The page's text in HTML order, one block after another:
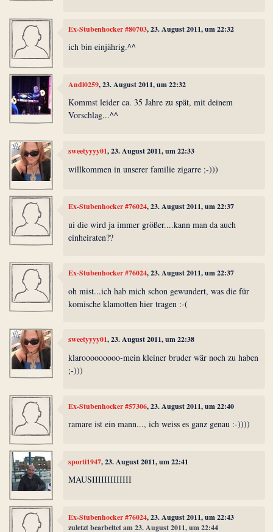
Ex-Stubenhocker #80703, 23. August 2011, um 22:32
ich bin einjährig.^^
Andi0259, 23. August 2011, um 22:32
Kommst leider ca. 35 Jahre zu spät, mit deinem
Vorschlag...^^
sweetyyyy01, 23. August 2011, um 22:33
willkommen in unserer familie zigarre ;-)))
Ex-Stubenhocker #76024, 23. August 2011, um 22:37
ui die wird ja immer größer....kann man da auch
einheiraten??
Ex-Stubenhocker #76024, 23. August 2011, um 22:37
oh mist...ich hab mich schon gewundert, was die für
komische klamotten hier tragen :-(
sweetyyyy01, 23. August 2011, um 22:38
klarooooooooo-mein kleiner bruder wär noch zu haben
;-)))
Ex-Stubenhocker #57306, 23. August 2011, um 22:40
ramare ist ein mann..., ich weiss es ganz genau :-))))
sporti1947, 23. August 2011, um 22:41
MAUSIIIIIIIIIIIII
Ex-Stubenhocker #76024, 23. August 2011, um 22:43
zuletzt bearbeitet am 23. August 2011, um 22:44